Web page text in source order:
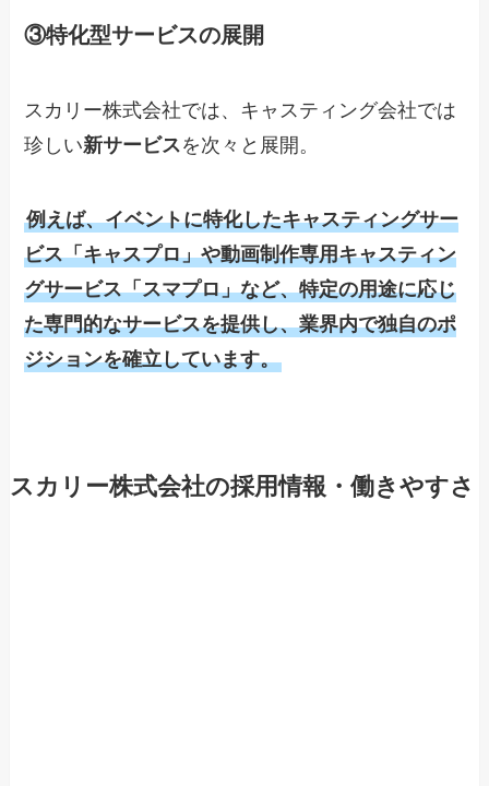
③特化型サービスの展開
スカリー株式会社では、キャスティング会社では
珍しい新サービスを次々と展開。
例えば、イベントに特化したキャスティングサー
ビス「キャスプロ」や動画制作専用キャスティン
グサービス「スマプロ」など、特定の用途に応じ
た専門的なサービスを提供し、業界内で独自のポ
ジションを確立しています。
スカリー株式会社の採用情報・働きやすさ